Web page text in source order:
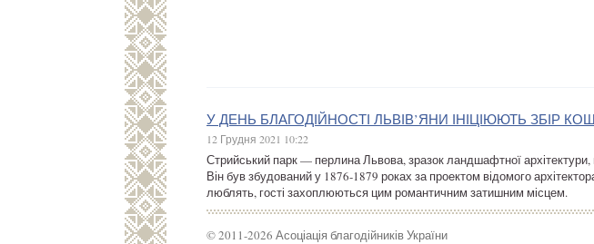
У ДЕНЬ БЛАГОДІЙНОСТІ ЛЬВІВ’ЯНИ ІНІЦІЮЮТЬ ЗБІР
12 Грудня 2021 10:22
Стрийський парк — перлина Львова, зразок ландшафтної
Він був збудований у 1876-1879 роках за проектом відомого
люблять, гості захоплюються цим романтичним затишним місцем.
© 2011-2026 Асоціація благодійників України